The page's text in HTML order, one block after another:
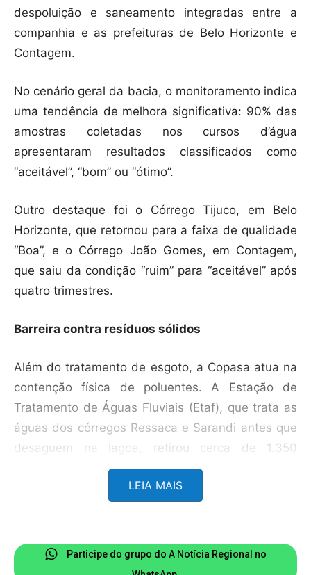
despoluição e saneamento integradas entre a
companhia e as prefeituras de Belo Horizonte e
Contagem.
No cenário geral da bacia, o monitoramento indica
uma tendência de melhora significativa: 90% das
amostras coletadas nos cursos d’água
apresentaram resultados classificados como
“aceitável”, “bom” ou “ótimo”.
Outro destaque foi o Córrego Tijuco, em Belo
Horizonte, que retornou para a faixa de qualidade
“Boa”, e o Córrego João Gomes, em Contagem,
que saiu da condição “ruim” para “aceitável” após
quatro trimestres.
Barreira contra resíduos sólidos
Além do tratamento de esgoto, a Copasa atua na
contenção física de poluentes. A Estação de
Tratamento de Águas Fluviais (Etaf), que trata as
águas dos córregos Ressaca e Sarandi antes que
desaguem na lagoa, retirou cerca de 1.350
toneladas de resíduos sólidos (lixo orgânico e
inorgânico) nos últimos 12 meses.
de 555 litros por segundo e se destaca pela
LEIA MAIS
Participe do grupo do A Notícia Regional no